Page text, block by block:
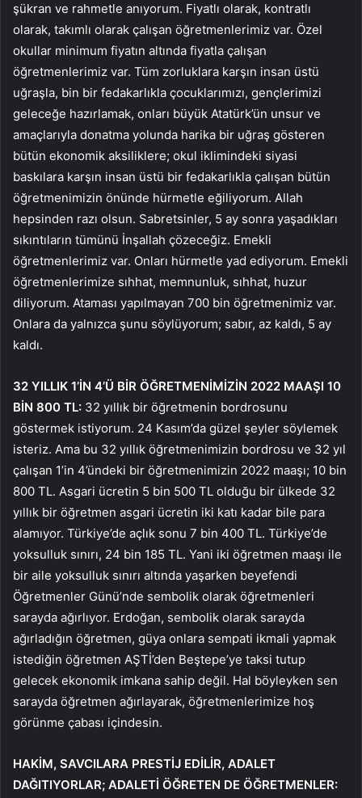
şükran ve rahmetle anıyorum. Fiyatlı olarak, kontratlı
olarak, takımlı olarak çalışan öğretmenlerimiz var. Özel
okullar minimum fiyatın altında fiyatla çalışan
öğretmenlerimiz var. Tüm zorluklara karşın insan üstü
uğraşla, bin bir fedakarlıkla çocuklarımızı, gençlerimizi
geleceğe hazırlamak, onları büyük Atatürk’ün unsur ve
amaçlarıyla donatma yolunda harika bir uğraş gösteren
bütün ekonomik aksiliklere; okul iklimindeki siyasi
baskılara karşın insan üstü bir fedakarlıkla çalışan bütün
öğretmenimizin önünde hürmetle eğiliyorum. Allah
hepsinden razı olsun. Sabretsinler, 5 ay sonra yaşadıkları
sıkıntıların tümünü İnşallah çözeceğiz. Emekli
öğretmenlerimiz var. Onları hürmetle yad ediyorum. Emekli
öğretmenlerimize sıhhat, memnunluk, sıhhat, huzur
diliyorum. Ataması yapılmayan 700 bin öğretmenimiz var.
Onlara da yalnızca şunu söylüyorum; sabır, az kaldı, 5 ay
kaldı.
32 YILLIK 1’İN 4’Ü BİR ÖĞRETMENİMİZİN 2022 MAAŞI 10
BİN 800 TL: 32 yıllık bir öğretmenin bordrosunu
göstermek istiyorum. 24 Kasım’da güzel şeyler söylemek
isteriz. Ama bu 32 yıllık öğretmenimizin bordrosu ve 32 yıl
çalışan 1’in 4’ündeki bir öğretmenimizin 2022 maaşı; 10 bin
800 TL. Asgari ücretin 5 bin 500 TL olduğu bir ülkede 32
yıllık bir öğretmen asgari ücretin iki katı kadar bile para
alamıyor. Türkiye’de açlık sonu 7 bin 400 TL. Türkiye’de
yoksulluk sınırı, 24 bin 185 TL. Yani iki öğretmen maaşı ile
bir aile yoksulluk sınırı altında yaşarken beyefendi
Öğretmenler Günü’nde sembolik olarak öğretmenleri
sarayda ağırlıyor. Erdoğan, sembolik olarak sarayda
ağırladığın öğretmen, güya onlara sempati ikmali yapmak
istediğin öğretmen AŞTİ’den Beştepe’ye taksi tutup
gelecek ekonomik imkana sahip değil. Hal böyleyken sen
sarayda öğretmen ağırlayarak, öğretmenlerimize hoş
görünme çabası içindesin.
HAKİM, SAVCILARA PRESTİJ EDİLİR, ADALET
DAĞITIYORLAR; ADALETİ ÖĞRETEN DE ÖĞRETMENLER: